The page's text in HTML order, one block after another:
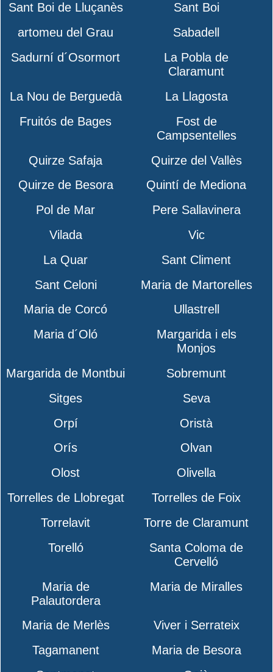
Sant Boi de Lluçanès
Sant Boi
artomeu del Grau
Sabadell
Sadurní d´Osormort
La Pobla de
Claramunt
La Nou de Berguedà
La Llagosta
Fruitós de Bages
Fost de
Campsentelles
Quirze Safaja
Quirze del Vallès
Quirze de Besora
Quintí de Mediona
Pol de Mar
Pere Sallavinera
Vilada
Vic
La Quar
Sant Climent
Sant Celoni
Maria de Martorelles
Maria de Corcó
Ullastrell
Maria d´Oló
Margarida i els
Monjos
Margarida de Montbui
Sobremunt
Sitges
Seva
Orpí
Oristà
Orís
Olvan
Olost
Olivella
Torrelles de Llobregat
Torrelles de Foix
Torrelavit
Torre de Claramunt
Torelló
Santa Coloma de
Cervelló
Maria de
Palautordera
Maria de Miralles
Maria de Merlès
Viver i Serrateix
Tagamanent
Maria de Besora